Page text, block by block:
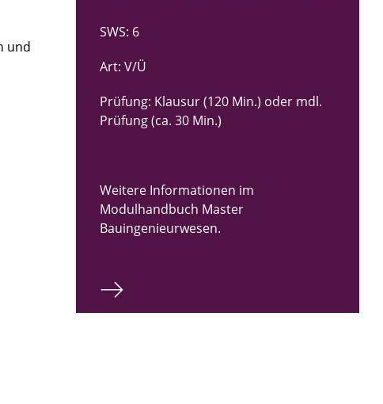
und
SWS: 6
Art: V/Ü
Prüfung: Klausur (120 Min.) oder mdl.
Prüfung (ca. 30 Min.)
Weitere Informationen im
Modulhandbuch Master
Bauingenieurwesen.